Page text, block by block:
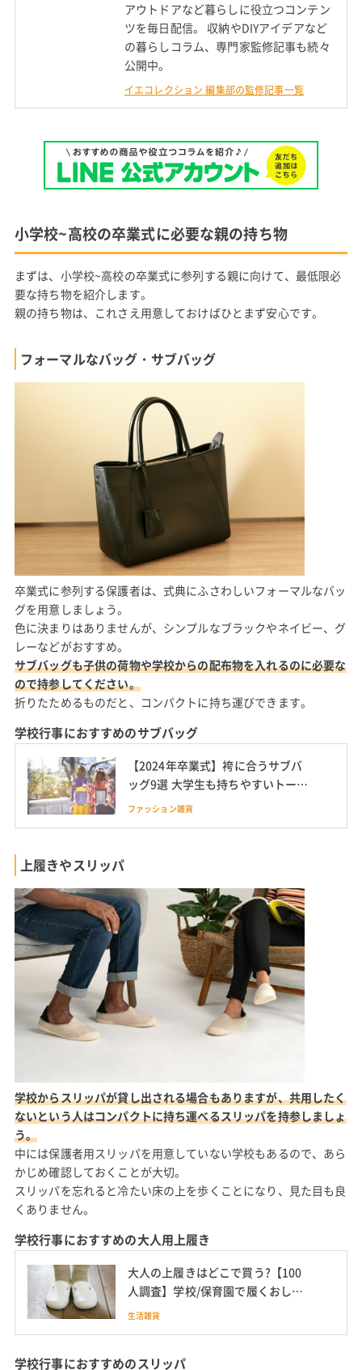
アウトドアなど暮らしに役立つコンテン
ツを毎日配信。 収納やDIYアイデアなど
の暮らしコラム、専門家監修記事も続々
公開中。
イエコレクション 編集部の監修記事一覧
小学校~高校の卒業式に必要な親の持ち物
まずは、小学校~高校の卒業式に参列する親に向けて、最低限必
要な持ち物を紹介します。
親の持ち物は、これさえ用意しておけばひとまず安心です。
フォーマルなバッグ・サブバッグ
卒業式に参列する保護者は、式典にふさわしいフォーマルなバッ
グを用意しましょう。
色に決まりはありませんが、シンプルなブラックやネイビー、グ
レーなどがおすすめ。
サブバッグも子供の荷物や学校からの配布物を入れるのに必要な
ので持参してください。
折りたためるものだと、コンパクトに持ち運びできます。
学校行事におすすめのサブバッグ
【2024年卒業式】袴に合うサブバ
ッグ9選 大学生も持ちやすいトート
バッグも
ファッション雑貨
上履きやスリッパ
学校からスリッパが貸し出される場合もありますが、共用したく
ないという人はコンパクトに持ち運べるスリッパを持参しましょ
う。
中には保護者用スリッパを用意していない学校もあるので、あら
かじめ確認しておくことが大切。
スリッパを忘れると冷たい床の上を歩くことになり、見た目も良
くありません。
学校行事におすすめの大人用上履き
大人の上履きはどこで買う?【100
人調査】学校/保育園で履くおしゃ
れな内履き
生活雑貨
学校行事におすすめのスリッパ